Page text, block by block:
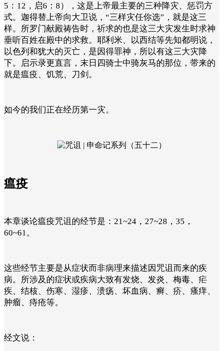
5：12，启6：8），这是上帝最主要的三种降灾、惩罚方
式。迦得替上帝向大卫说，“三样灾任你选”，就是这三
样。所罗门献殿祷告时，祈求的也是这三大灾发生时求神
垂听百姓在殿中的求救。耶利米、以西结等先知都明说，
以色列和犹大的灭亡，是因得罪神，所以有这三大灾降
下。启示录更直言，末日四骑士中骑灰马的那位，带来的
就是瘟疫、饥荒、刀剑。
如今的我们正在经历第一灾。
瘟疫
本章谈论瘟疫咒诅的经节是：21~24，27~28，35，
60~61。
这些经节主要是从症状而非病理来描述因咒诅而来的疾
病。所涉及的症状或疾病大致有发烧、发炎、梅毒、疟
疾、结核、伤寒、湿疹、溃疡、坏血病、癣、疥、瘙痒、
肿瘤、痔疮等。
经文说：